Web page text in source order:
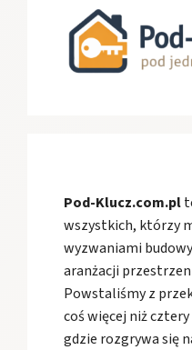
Pod-Klucz.com.pl
wszystkich, którzy
wyzwaniami
aranżacji
Powstaliśmy z
coś więcej niż
gdzie rozgrywa się